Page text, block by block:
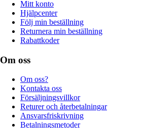
Mitt konto
Hjälpcenter
Följ min beställning
Returnera min beställning
Rabattkoder
Om oss
Om oss?
Kontakta oss
Försäljningsvillkor
Returer och återbetalningar
Ansvarsfriskrivning
Betalningsmetoder